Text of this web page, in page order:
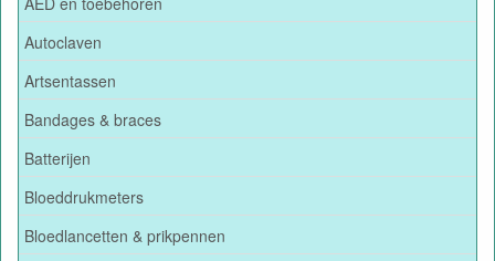
Autoclaven
Artsentassen
Bandages & braces
Batterijen
Bloeddrukmeters
Bloedlancetten & prikpennen